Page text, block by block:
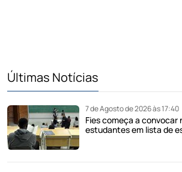
Últimas Notícias
7 de Agosto de 2026 às 17:40
Fies começa a convocar
estudantes em lista de